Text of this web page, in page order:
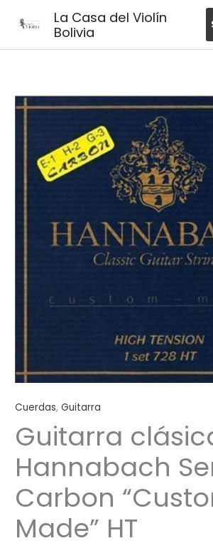
La Casa del Violín
Bolivia
Cuerdas,Guitarra
Guitarra
Hannabach
Carbon
Made” HT